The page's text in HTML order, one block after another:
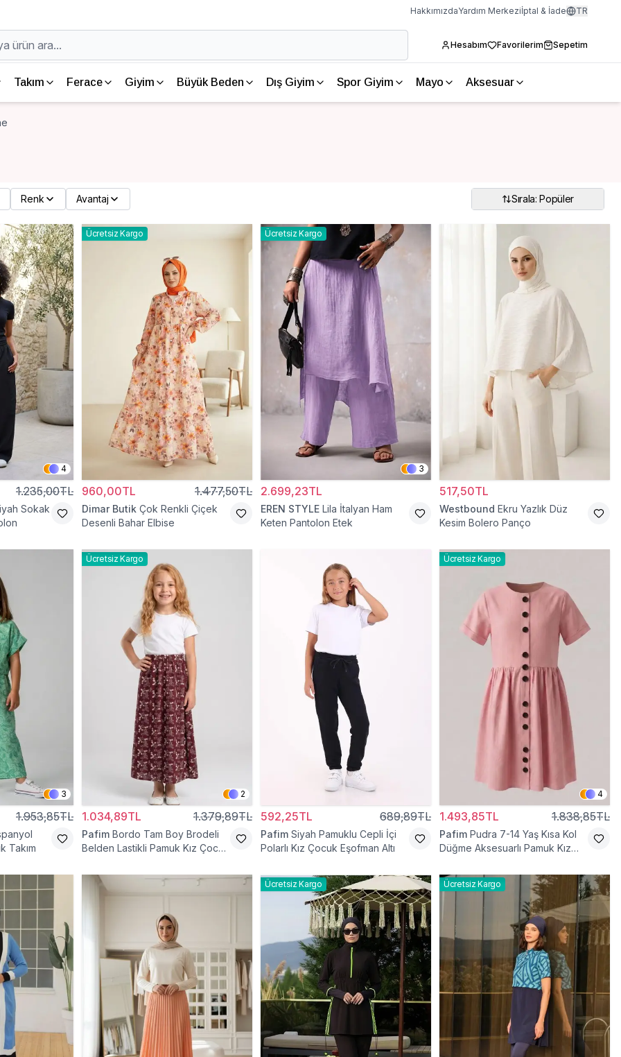
HakkımızdaYardım Merkeziİptal & İade TR
Hesabım Favorilerim Sepetim
Takım Ferace Giyim Büyük Beden Dış Giyim Spor Giyim Mayo Aksesuar
Renk Avantaj Sırala: Popüler
4
1.235,00TL
Sokak
Ücretsiz Kargo
960,00TL 1.477,50TL
Dimar Butik Çok Renkli Çiçek
Desenli Bahar Elbise
Ücretsiz Kargo
3
2.699,23TL
EREN STYLE Lila İtalyan Ham
Keten Pantolon Etek
517,50TL
Westbound Ekru Yazlık Düz
Kesim Bolero Panço
3
1.953,85TL
Takım
Ücretsiz Kargo
2
1.034,89TL 1.379,89TL
Pafim Bordo Tam Boy Brodeli
Belden Lastikli Pamuk Kız Çocuk
592,25TL 689,89TL
Pafim Siyah Pamuklu Cepli İçi
Polarlı Kız Çocuk Eşofman Altı
Ücretsiz Kargo
4
1.493,85TL 1.838,85TL
Pafim Pudra 7-14 Yaş Kısa Kol
Düğme Aksesuarlı Pamuk Kız
Ücretsiz Kargo Ücretsiz Kargo